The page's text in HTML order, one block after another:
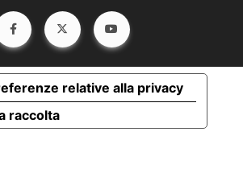
raccolta
relative alla privacy